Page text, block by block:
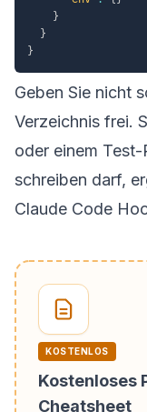
}
}
}
Geben Sie nicht
Verzeichnis frei.
oder einem
schreiben darf,
Claude Code
KOSTENLOS
Kostenloses
Cheatsheet